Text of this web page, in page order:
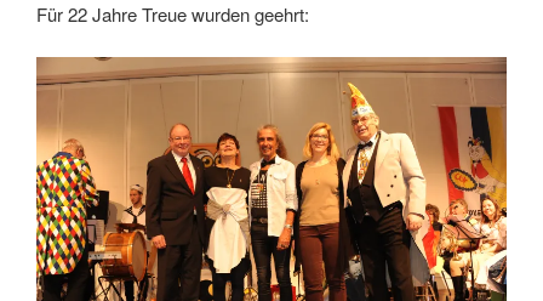
Für 22 Jahre Treue wurden geehrt: